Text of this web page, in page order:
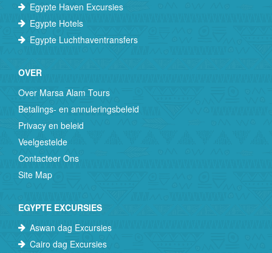
Egypte Haven Excursies
Egypte Hotels
Egypte Luchthaventransfers
OVER
Over Marsa Alam Tours
Betalings- en annuleringsbeleid
Privacy en beleid
Veelgestelde
Contacteer Ons
Site Map
EGYPTE EXCURSIES
Aswan dag Excursies
Cairo dag Excursies